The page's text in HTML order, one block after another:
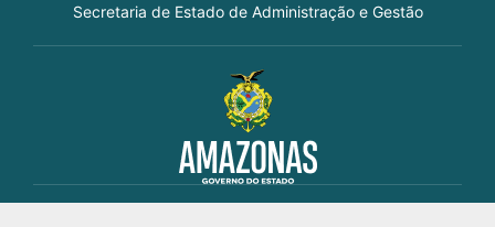
Secretaria de Estado de Administração e Gestão